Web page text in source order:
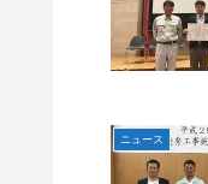
ニュース